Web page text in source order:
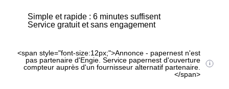
Simple et rapide : 6 minutes suffisent
Service gratuit et sans engagement
<span style="font-size:12px;">Annonce - papernest n'est
pas partenaire d'Engie. Service papernest d'ouverture
compteur auprès d'un fournisseur alternatif partenaire.
</span>